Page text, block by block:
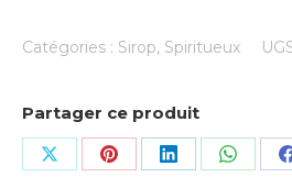
Catégories : Sirop, Spiritueux
Partager ce produit
Share Share Share Share